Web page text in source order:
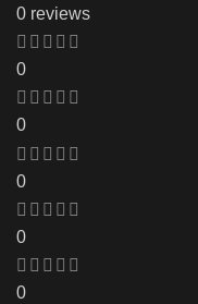
0 reviews
0
0
0
0
0